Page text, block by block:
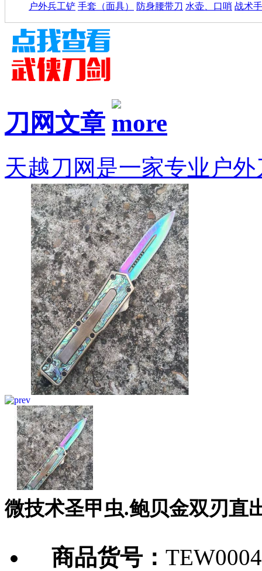
户外兵工铲 手套（面具） 防身腰带刀 水壶、口哨 战术
刀网文章
天越刀网是一家专业户
微技术圣甲虫.鲍贝金双刃直
商品货号：